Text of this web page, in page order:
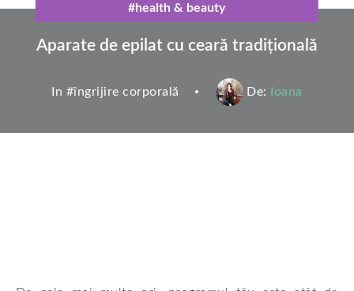
#health & beauty
Aparate de epilat cu ceară tradițională
In #îngrijire corporală De: Ioana